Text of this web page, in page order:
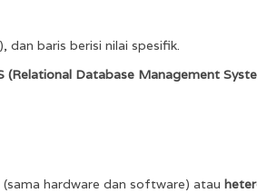
baris berisi nilai spesifik.
(Relational Database Management
(sama hardware dan software) atau